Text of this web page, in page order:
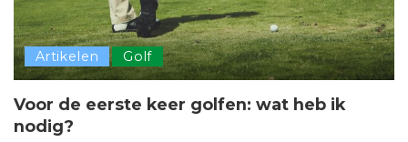
Artikelen Golf
Voor de eerste keer golfen: wat heb ik
nodig?